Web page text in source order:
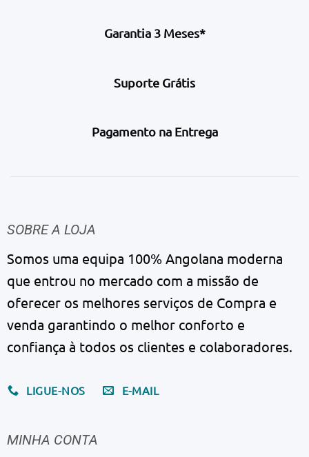
Garantia 3 Meses*
Suporte Grátis
Pagamento na Entrega
SOBRE A LOJA
Somos uma equipa 100% Angolana moderna
que entrou no mercado com a missão de
oferecer os melhores serviços de Compra e
venda garantindo o melhor conforto e
confiança à todos os clientes e colaboradores.
LIGUE-NOS E-MAIL
MINHA CONTA